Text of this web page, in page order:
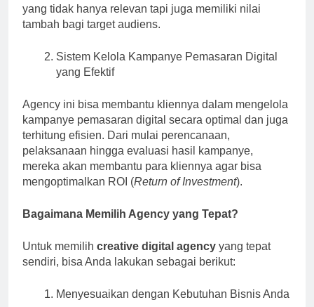
yang tidak hanya relevan tapi juga memiliki nilai
tambah bagi target audiens.
Sistem Kelola Kampanye Pemasaran Digital
yang Efektif
Agency ini bisa membantu kliennya dalam mengelola
kampanye pemasaran digital secara optimal dan juga
terhitung efisien. Dari mulai perencanaan,
pelaksanaan hingga evaluasi hasil kampanye,
mereka akan membantu para kliennya agar bisa
mengoptimalkan ROI (Return of Investment).
Bagaimana Memilih Agency yang Tepat?
Untuk memilih creative digital agency yang tepat
sendiri, bisa Anda lakukan sebagai berikut:
Menyesuaikan dengan Kebutuhan Bisnis Anda